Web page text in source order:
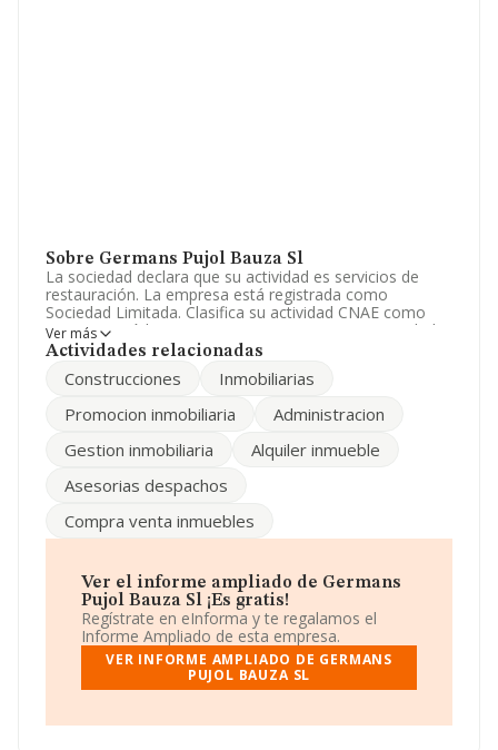
Sobre Germans Pujol Bauza Sl
La sociedad declara que su actividad es servicios de
restauración. La empresa está registrada como
Sociedad Limitada. Clasifica su actividad CNAE como
'%cnae%', código 5611. La empresa no tiene actividad
en mercados exteriores.
La sociedadGermans Pujol Bauza S.L
núm. 15, (07610), Palma, en Isles Baleares, Islas
empresas pertenecientes al sector, a nivel nacional la
2021 la media de facturación de ventas entre todas las
compañías alcanza los 223 mil euros. Para aportar
antigüedad desde la constitución es de 12 años. La
media de empleados de las empresas es de 3.
Ver más
Actividades relacionadas
Construcciones
Inmobiliarias
Promocion inmobiliaria
Administracion
Gestion inmobiliaria
Alquiler inmueble
Asesorias despachos
Compra venta inmuebles
Ver el informe ampliado de Germans
Pujol Bauza Sl ¡Es gratis!
Regístrate en eInforma y te regalamos el
Informe Ampliado de esta empresa.
VER INFORME AMPLIADO DE GERMANS
PUJOL BAUZA SL